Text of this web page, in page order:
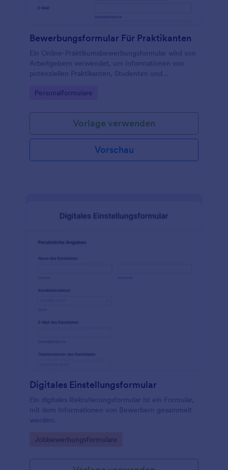
Bewerbungsformular Für Praktikanten
Ein Online-Praktikumsbewerbungsformular wird von
Arbeitgebern verwendet, um Informationen von
potenziellen Praktikanten, Studenten und
Go to Category:
Personalformulare
Vorlage verwenden
Vorschau
Digitales Einstellungsformular
Ein digitales Rekrutierungsformular ist ein Formular,
mit dem Informationen von Bewerbern gesammelt
werden.
Go to Category:
Jobbewerbungsformulare